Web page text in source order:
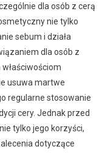
dla osób z cerą
nie tylko
sebum i działa
dla osób z
usuwa martwe
regularne stosowanie
cery. Jednak przed
tylko jego korzyści,
dotyczące